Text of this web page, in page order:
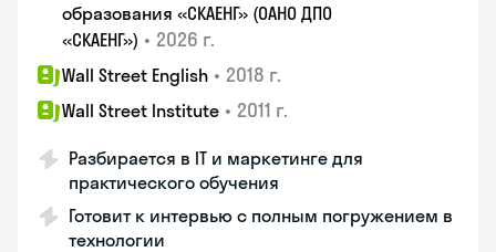
образования «СКАЕНГ» (ОАНО ДПО
«СКАЕНГ») • 2026 г.
Wall Street English • 2018 г.
Wall Street Institute • 2011 г.
Разбирается в IT и маркетинге для
практического обучения
Готовит к интервью с полным погружением в
технологии